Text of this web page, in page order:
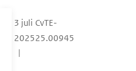
3 juli
2025
CvTE-
25.00945